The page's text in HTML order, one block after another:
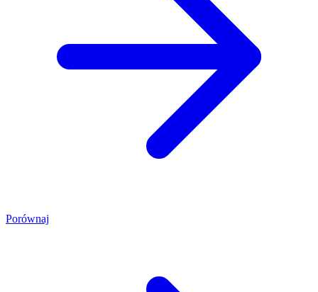
Porównaj